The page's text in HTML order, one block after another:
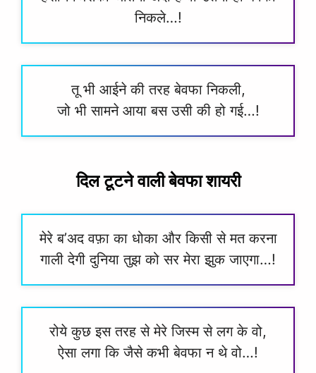
निकले…!
तू भी आईने की तरह बेवफा निकली,
जो भी सामने आया बस उसी की हो गई…!
दिल टूटने वाली बेवफा शायरी
मेरे ब’अद वफ़ा का धोका और किसी से मत करना
गाली देगी दुनिया तुझ को सर मेरा झुक जाएगा…!
रोये कुछ इस तरह से मेरे जिस्म से लग के वो,
ऐसा लगा कि जैसे कभी बेवफा न थे वो…!